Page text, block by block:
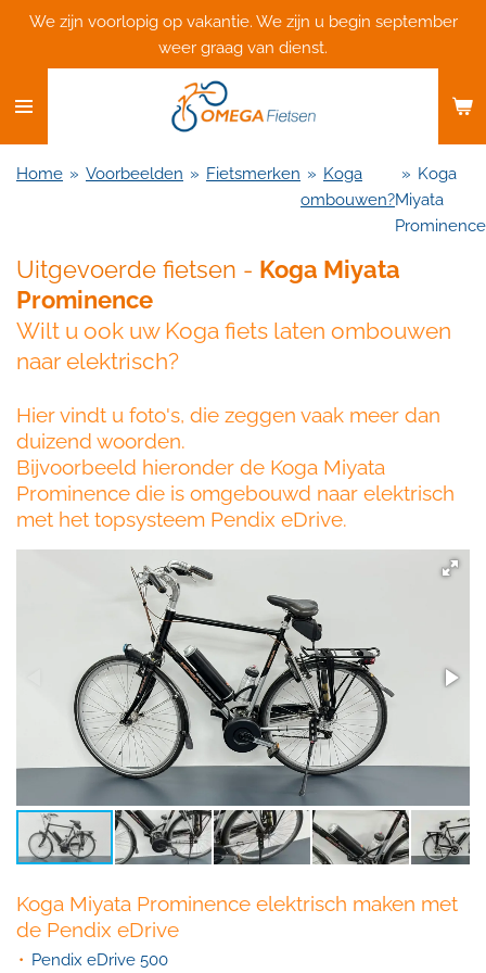
Ga
de
We zijn voorlopig op vakantie. We zijn u begin september
weer graag van dienst.
Home » Voorbeelden » Fietsmerken » Koga
ombouwen?
» Koga
Miyata
Prominence
Uitgevoerde fietsen - Koga Miyata
Prominence
Wilt u ook uw Koga fiets laten ombouwen
naar elektrisch?
Hier vindt u foto's, die zeggen vaak meer dan
duizend woorden.
Bijvoorbeeld hieronder de Koga Miyata
Prominence die is omgebouwd naar elektrisch
met het topsysteem Pendix eDrive.
Koga Miyata Prominence elektrisch maken met
de Pendix eDrive
Pendix eDrive 500